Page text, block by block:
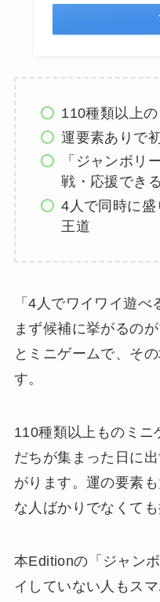
110種類以上
運要素ありで
「ジャンボリ
戦・応援できる
4人で同時に
王道
「4人でワイワイ遊べ
まず候補に挙がるの
とミニゲームで、そ
す。
110種類以上ものミニ
だちが集まった日に
がります。運の要素
な人ばかりでなくて
本Editionの「ジャン
イしていない人もス